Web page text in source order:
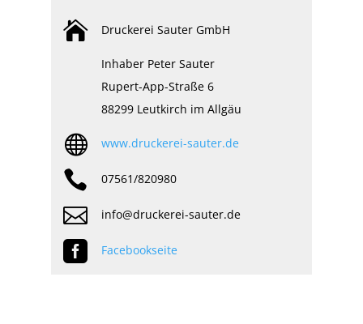
 Druckerei Sauter GmbH
Inhaber Peter Sauter
Rupert-App-Straße 6
88299 Leutkirch im Allgäu
 www.druckerei-sauter.de
 07561/820980
 info@druckerei-sauter.de
 Facebookseite